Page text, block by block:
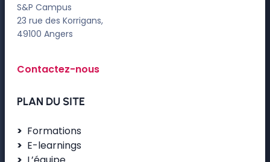
S&P Campus
23 rue des Korrigans,
49100 Angers
Contactez-nous
PLAN DU SITE
Formations
E-learnings